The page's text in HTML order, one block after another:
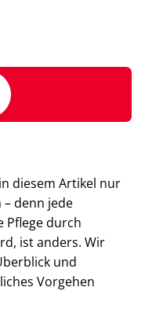
diesem Artikel nur
– denn jede
Pflege durch
ist anders. Wir
und
Vorgehen